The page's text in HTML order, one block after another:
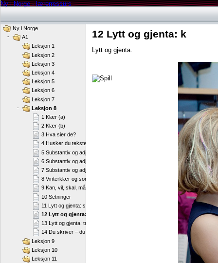
Ny i Norge - lærerressurs
12 Lytt og gjenta: k
Lytt og gjenta.
Ny i Norge
-
A1
Leksjon 1
Leksjon 2
Leksjon 3
Leksjon 4
Leksjon 5
Leksjon 6
Leksjon 7
-
Leksjon 8
1 Klær (a)
2 Klær (b)
3 Hva sier de?
4 Husker du teksten?
5 Substantiv og adjektiv (a)
6 Substantiv og adjektiv (b)
7 Substantiv og adjektiv (c)
8 Vinterklær og sommerklær
9 Kan, vil, skal, må
10 Setninger
11 Lytt og gjenta: sk
12 Lytt og gjenta: k
13 Lytt og gjenta: trykk
14 Du skriver – du sier
Leksjon 9
Leksjon 10
Leksjon 11